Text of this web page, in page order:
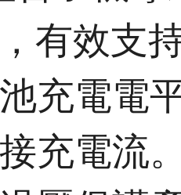
有效支
充電電
充電流